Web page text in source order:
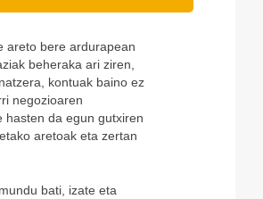
areto bere ardurapean
beheraka ari ziren,
kontuak baino ez
negozioaren
hasten da egun gutxiren
aretoak eta zertan
bati, izate eta